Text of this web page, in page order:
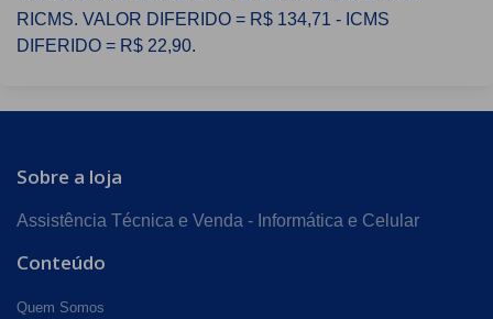
RICMS. VALOR DIFERIDO = R$ 134,71 - ICMS
DIFERIDO = R$ 22,90.
Sobre a loja
Assistência Técnica e Venda - Informática e Celular
Conteúdo
Quem Somos